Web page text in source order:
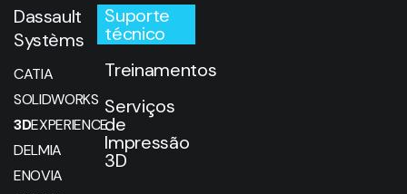
Dassault
Systèms
CATIA
SOLIDWORKS
3DEXPERIENCE
DELMIA
ENOVIA
Suporte
técnico
Treinamentos
Serviços
de
Impressão
3D